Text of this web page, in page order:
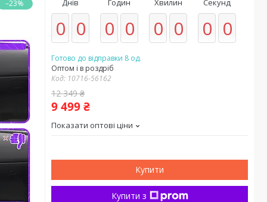
–23% Днів
0 0
Годин
0 0
Хвилин
0 0
Секунд
0 0
Готово до відправки 8 од.
Оптом і в роздріб
Код: 10716-56162
12 349 ₴
9 499 ₴
Показати оптові ціни
Купити
Купити з